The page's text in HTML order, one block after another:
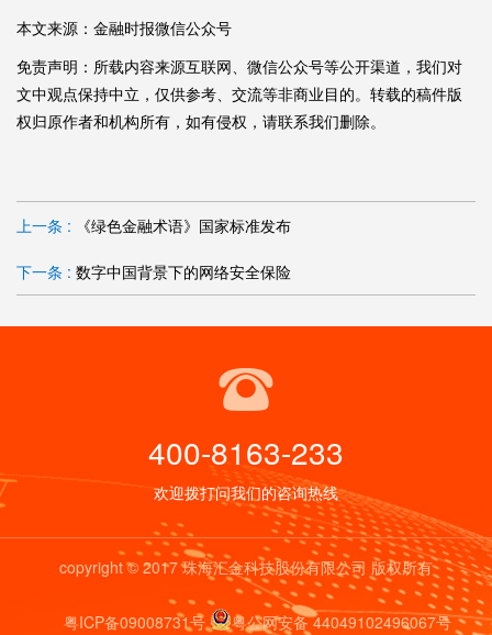
本文来源：金融时报微信公众号
免责声明：所载内容来源互联网、微信公众号等公开渠道，我们对
文中观点保持中立，仅供参考、交流等非商业目的。转载的稿件版
权归原作者和机构所有，如有侵权，请联系我们删除。
上一条 : 《绿色金融术语》国家标准发布
下一条 : 数字中国背景下的网络安全保险
400-8163-233
欢迎拨打问我们的咨询热线
copyright © 2017 珠海汇金科技股份有限公司 版权所有
粤ICP备09008731号 粤公网安备 44049102496067号